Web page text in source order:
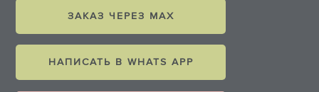
ЗАКАЗ ЧЕРЕЗ MAX
НАПИСАТЬ В WHATS APP